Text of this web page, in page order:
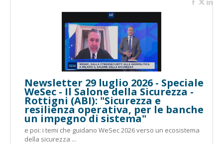
Newsletter 29 luglio 2026 - Speciale
WeSec - Il Salone della Sicurezza -
Rottigni (ABI): "Sicurezza e
resilienza operativa, per le banche
un impegno di sistema"
e poi: i temi che guidano WeSec 2026 verso un ecosistema
della sicurezza ...